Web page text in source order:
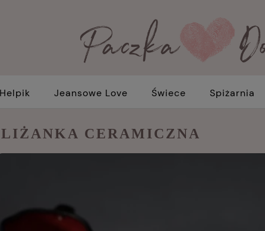
Helpik Jeansowe Love Świece Spiżarnia
CERAMICZNA